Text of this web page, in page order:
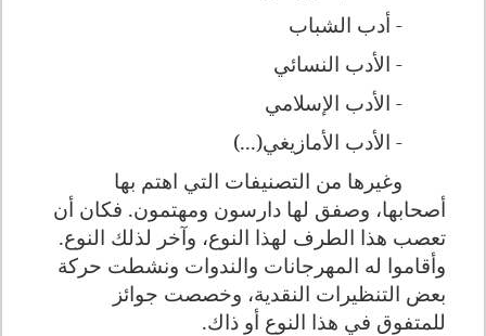
- أدب الشباب
- الأدب النسائي
- الأدب الإسلامي
- الأدب الأمازيغي(...)
وغيرها من التصنيفات التي اهتم بها
أصحابها، وصفق لها دارسون ومهتمون. فكان أن
تعصب هذا الطرف لهذا النوع، وآخر لذلك النوع.
وأقاموا له المهرجانات والندوات ونشطت حركة
بعض التنظيرات النقدية، وخصصت جوائز
للمتفوق في هذا النوع أو ذاك.